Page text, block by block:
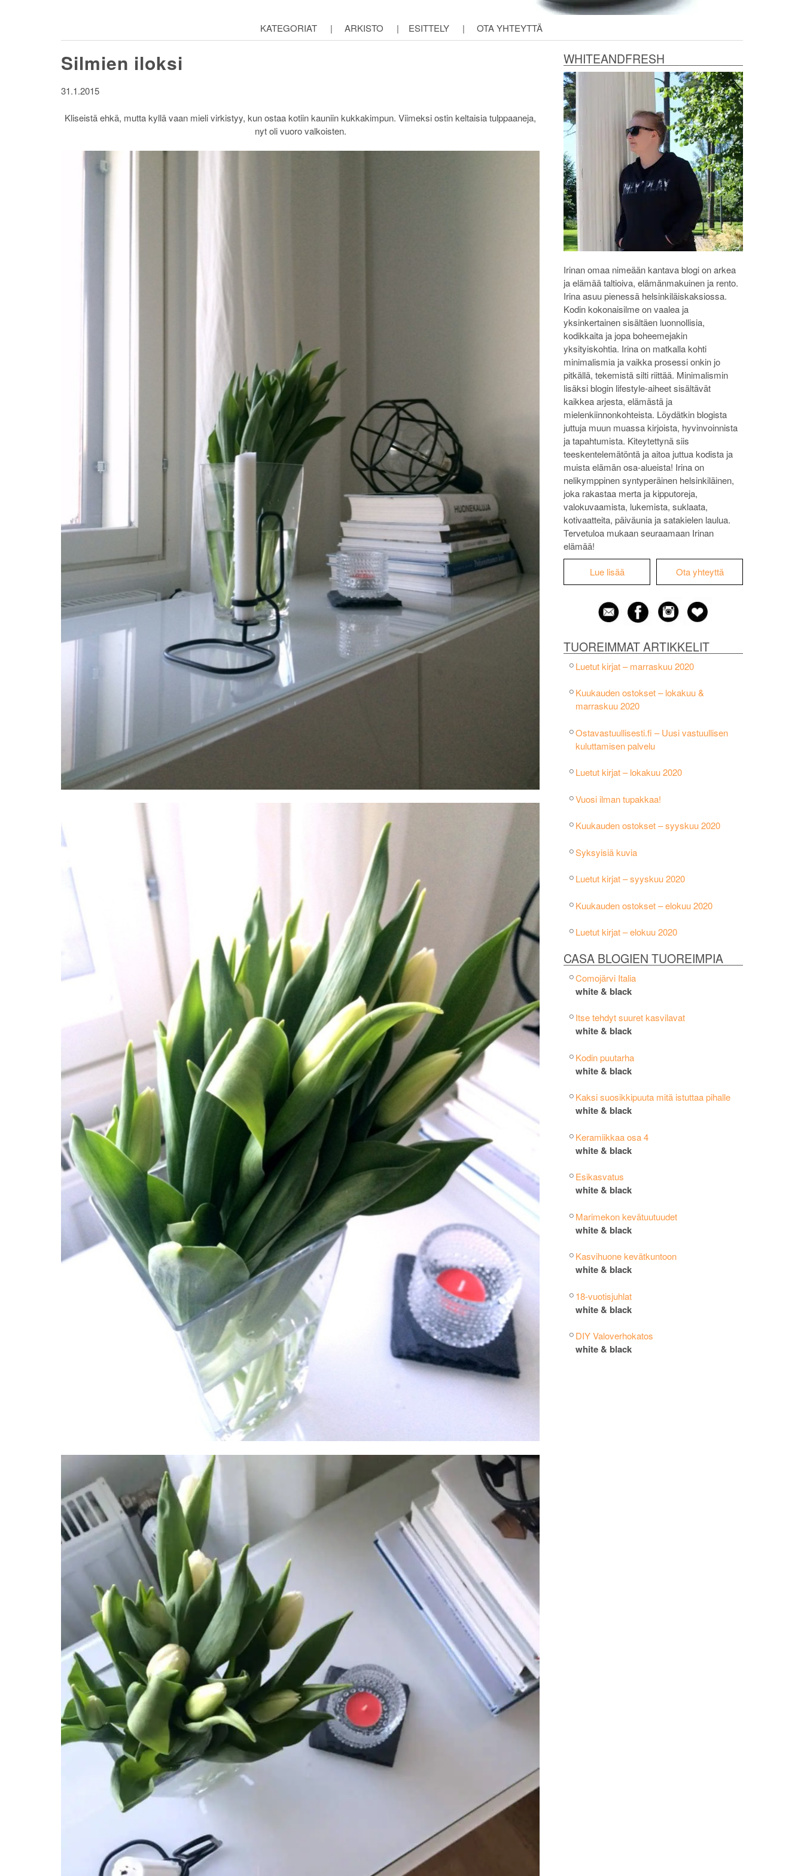
KATEGORIAT | ARKISTO | ESITTELY | OTA YHTEYTTÄ
WHITEANDFRESH
Irinan omaa nimeään kantava blogi on arkea
ja elämää taltioiva, elämänmakuinen ja rento.
Irina asuu pienessä helsinkiläiskaksiossa.
Kodin kokonaisilme on vaalea ja
yksinkertainen sisältäen luonnollisia,
kodikkaita ja jopa boheemejakin
yksityiskohtia. Irina on matkalla kohti
minimalismia ja vaikka prosessi onkin jo
pitkällä, tekemistä silti riittää. Minimalismin
lisäksi blogin lifestyle-aiheet sisältävät
kaikkea arjesta, elämästä ja
mielenkiinnonkohteista. Löydätkin blogista
juttuja muun muassa kirjoista, hyvinvoinnista
ja tapahtumista. Kiteytettynä siis
teeskentelemätöntä ja aitoa juttua kodista ja
muista elämän osa-alueista! Irina on
nelikymppinen syntyperäinen helsinkiläinen,
joka rakastaa merta ja kipputoreja,
valokuvaamista, lukemista, suklaata,
kotivaatteita, päiväunia ja satakielen laulua.
Tervetuloa mukaan seuraamaan Irinan
elämää!
Lue lisää Ota yhteyttä
TUOREIMMAT ARTIKKELIT
Luetut kirjat – marraskuu 2020
Kuukauden ostokset – lokakuu &
marraskuu 2020
Ostavastuullisesti.fi – Uusi vastuullisen
kuluttamisen palvelu
Luetut kirjat – lokakuu 2020
Vuosi ilman tupakkaa!
Kuukauden ostokset – syyskuu 2020
Syksyisiä kuvia
Luetut kirjat – syyskuu 2020
Kuukauden ostokset – elokuu 2020
Luetut kirjat – elokuu 2020
CASA BLOGIEN TUOREIMPIA
Comojärvi Italia
white & black
Itse tehdyt suuret kasvilavat
white & black
Kodin puutarha
white & black
Kaksi suosikkipuuta mitä istuttaa pihalle
white & black
Keramiikkaa osa 4
white & black
Esikasvatus
white & black
Marimekon kevätuutuudet
white & black
Kasvihuone kevätkuntoon
white & black
18-vuotisjuhlat
white & black
DIY Valoverhokatos
white & black
Silmien iloksi
31.1.2015
Kliseistä ehkä, mutta kyllä vaan mieli virkistyy, kun ostaa kotiin kauniin kukkakimpun. Viimeksi ostin keltaisia tulppaaneja,
nyt oli vuoro valkoisten.